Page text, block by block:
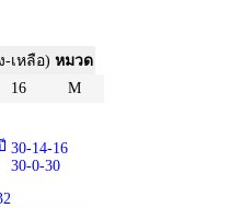
-เหลือ) หมวด
16
M
30-14-16
30-0-30